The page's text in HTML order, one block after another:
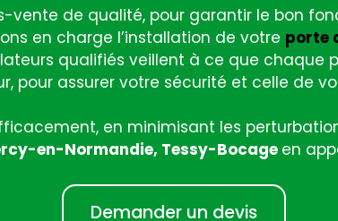
vente de qualité, pour garantir le bon
en charge l’installation de votre porte
qualifiés veillent à ce que chaque
pour assurer votre sécurité et celle de
en minimisant les
en-Normandie, Tessy-Bocage en
Demander un devis